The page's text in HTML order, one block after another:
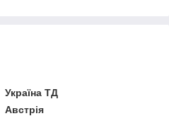
Україна ТД
Австрія